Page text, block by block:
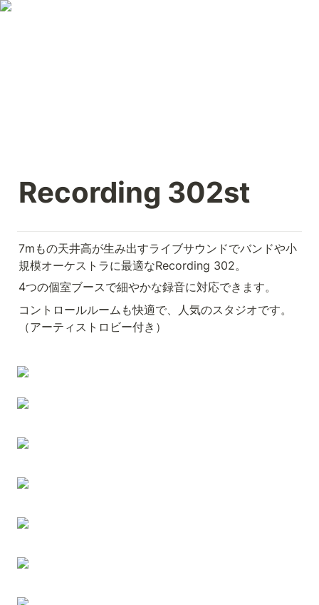
Recording 302st
7mもの天井高が生み出すライブサウンドでバンドや小
規模オーケストラに最適なRecording 302。
4つの個室ブースで細やかな録音に対応できます。
コントロールルームも快適で、人気のスタジオです。
（アーティストロビー付き）